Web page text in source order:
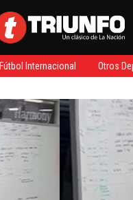
Fútbol Internacional Otros